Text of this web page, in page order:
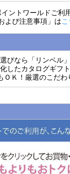
イントワールドご利
よび注意事項」は
びなら「リンベル
したカタログギフ
ＯＫ！厳選のこだわ